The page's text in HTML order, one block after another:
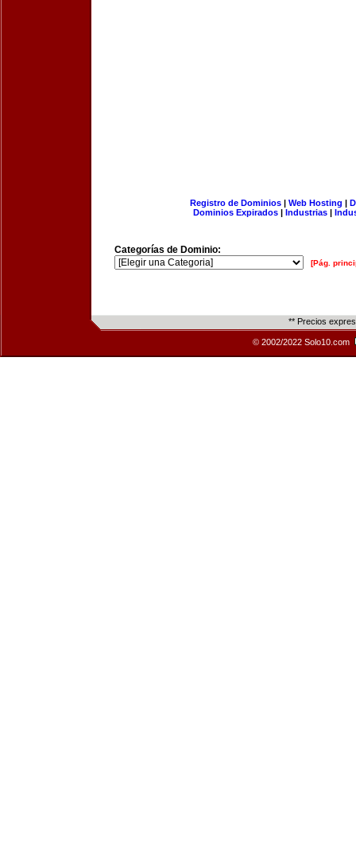
Registro de Dominios| Web Hosting |
Dominios Expirados | Industrias |
Categorías de Dominio:
[Pág.
** Precios
© 2002/2022 Solo10.com